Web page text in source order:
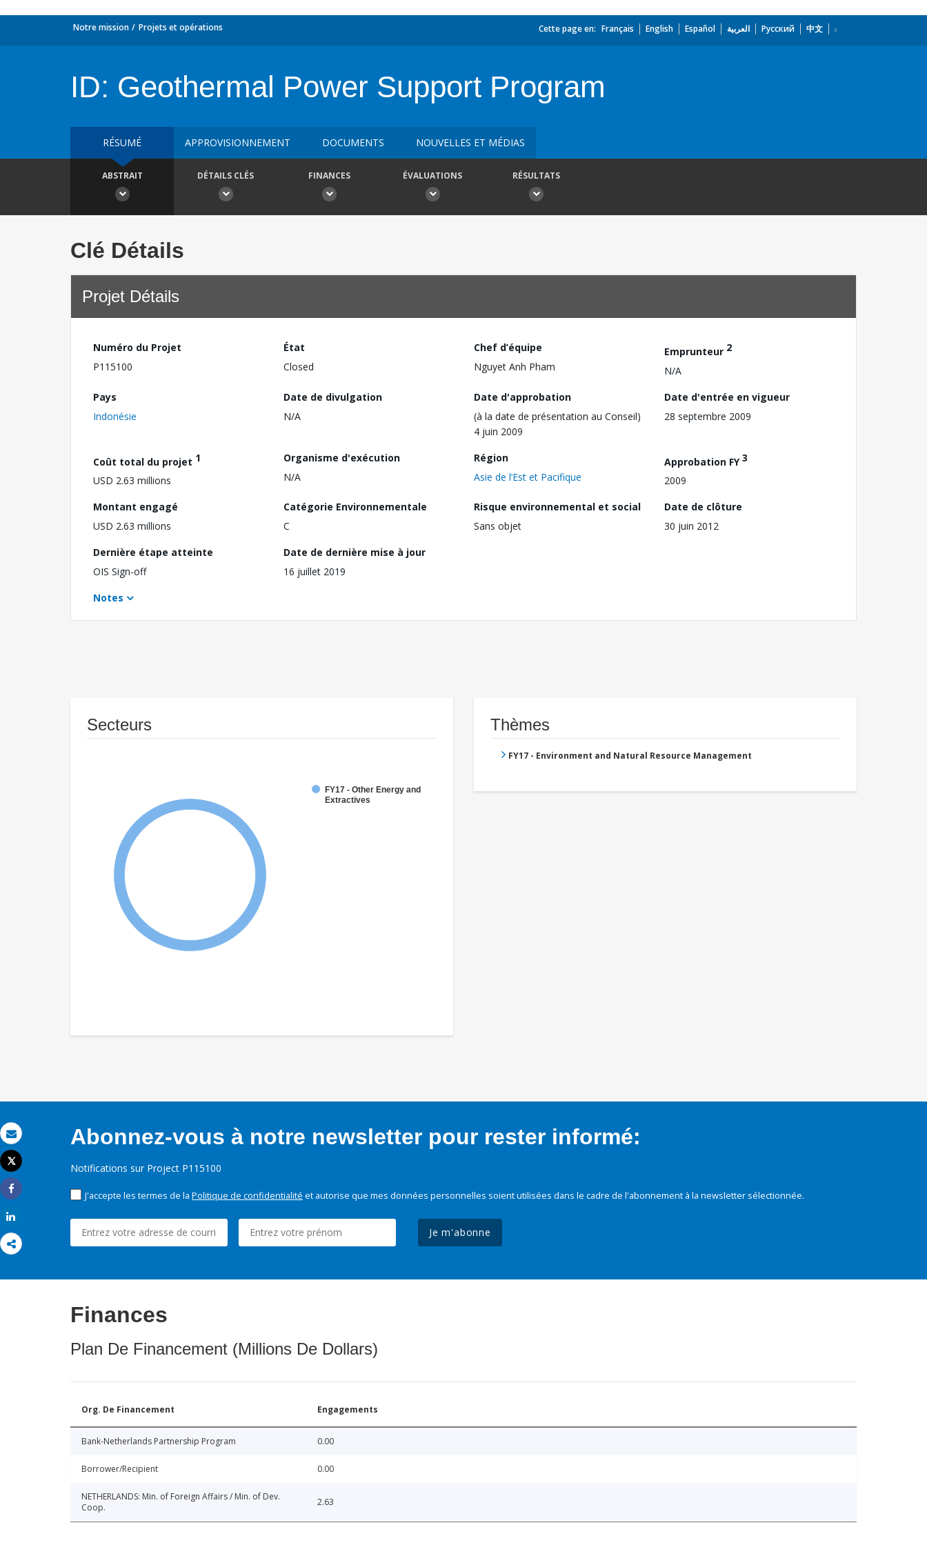
Email
Imprimer
Tweet
Share
Notre mission Projets et opérations Cette page en: Français English Español العربية Русский 中文
ID: Geothermal Power Support Program
RÉSUMÉ APPROVISIONNEMENT DOCUMENTS NOUVELLES ET MÉDIAS
ABSTRAIT DÉTAILS CLÉS FINANCES ÉVALUATIONS RÉSULTATS
Clé Détails
Projet Détails
Numéro du Projet
P115100
État
Closed
Chef d’équipe
Nguyet Anh Pham
Emprunteur 2
N/A
Pays
Indonésie
Date de divulgation
N/A
Date d'approbation
(à la date de présentation au Conseil)
4 juin 2009
Date d'entrée en vigueur
28 septembre 2009
Coût total du projet 1
USD 2.63 millions
Organisme d'exécution
N/A
Région
Asie de l’Est et Pacifique
Approbation FY3
2009
Montant engagé
USD 2.63 millions
Catégorie Environnementale
C
Risque environnemental et social
Sans objet
Date de clôture
30 juin 2012
Dernière étape atteinte
OIS Sign-off
Date de dernière mise à jour
16 juillet 2019
Notes
Secteurs
FY17 - Other Energy and
Extractives
Thèmes
FY17 - Environment and Natural Resource Management
Abonnez-vous à notre newsletter pour rester informé:
Notifications sur Project P115100
J'accepte les termes de la Politique de confidentialité et autorise que mes données personnelles soient utilisées dans le cadre de l'abonnement à la newsletter sélectionnée.
Je m'abonne
Finances
Plan De Financement (Millions De Dollars)
Org. De Financement Engagements
Bank-Netherlands Partnership Program 0.00
Borrower/Recipient 0.00
NETHERLANDS: Min. of Foreign Affairs / Min. of Dev.
Coop.
2.63